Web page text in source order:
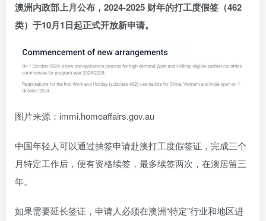
澳洲内政部上月公布，2024-2025 财年的打工度假签（462
类）于10月1日起正式开放新申请。
图片来源：immi.homeaffairs.gov.au
中国年轻人可以通过抽签申请赴澳打工度假签证，完成三个
月特定工作后，便有资格续签，最多续签两次，在澳居留三
年。
如果需要延长签证，申请人必须在澳洲“特定”行业和地区进